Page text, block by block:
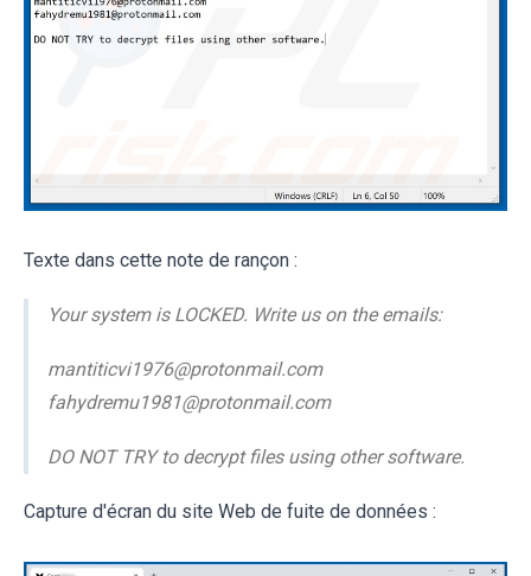
Texte dans cette note de rançon :
Your system is LOCKED. Write us on the emails:
mantiticvi1976@protonmail.com
fahydremu1981@protonmail.com
DO NOT TRY to decrypt files using other software.
Capture d'écran du site Web de fuite de données :